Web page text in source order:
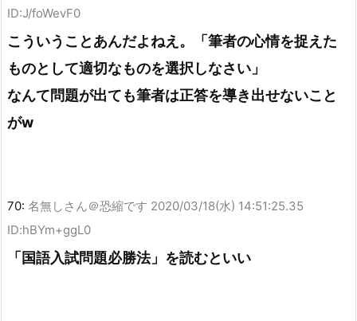
ID:J/foWevF0
こういうことあんだよねえ。「筆者の心情を捉えた
ものとして適切なものを選択しなさい」
なんて問題が出ても筆者は正答を導き出せないこと
がw
70: 名無しさん＠恐縮です 2020/03/18(水) 14:51:25.35
ID:hBYm+ggL0
「国語入試問題必勝法」を読むといい